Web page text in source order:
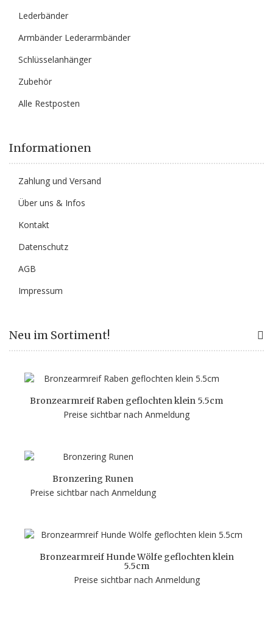
Lederbänder
Armbänder Lederarmbänder
Schlüsselanhänger
Zubehör
Alle Restposten
Informationen
Zahlung und Versand
Über uns & Infos
Kontakt
Datenschutz
AGB
Impressum
Neu im Sortiment!
Bronzearmreif Raben geflochten klein 5.5cm
Preise sichtbar nach Anmeldung
Bronzering Runen
Preise sichtbar nach Anmeldung
Bronzearmreif Hunde Wölfe geflochten klein
5.5cm
Preise sichtbar nach Anmeldung